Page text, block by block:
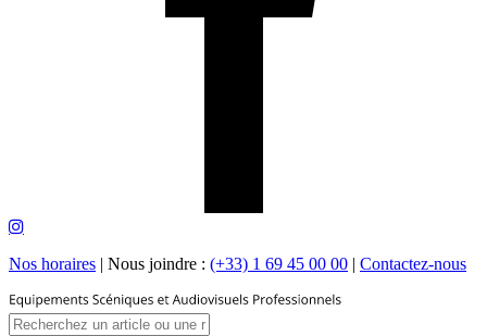
Nos horaires | Nous joindre : (+33) 1 69 45 00 00 | Contactez-nous